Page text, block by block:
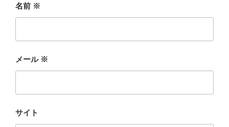
名前 ※
メール ※
サイト